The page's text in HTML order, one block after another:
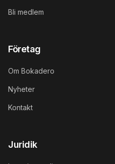
Bli medlem
Företag
Om Bokadero
Nyheter
Kontakt
Juridik